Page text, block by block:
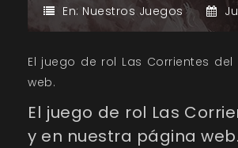
En: Nuestros Juegos
El juego de rol Las Corrientes
web.
El juego de rol Las
y en nuestra página web.